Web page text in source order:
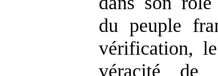
du peuple
vérification,
véracité de